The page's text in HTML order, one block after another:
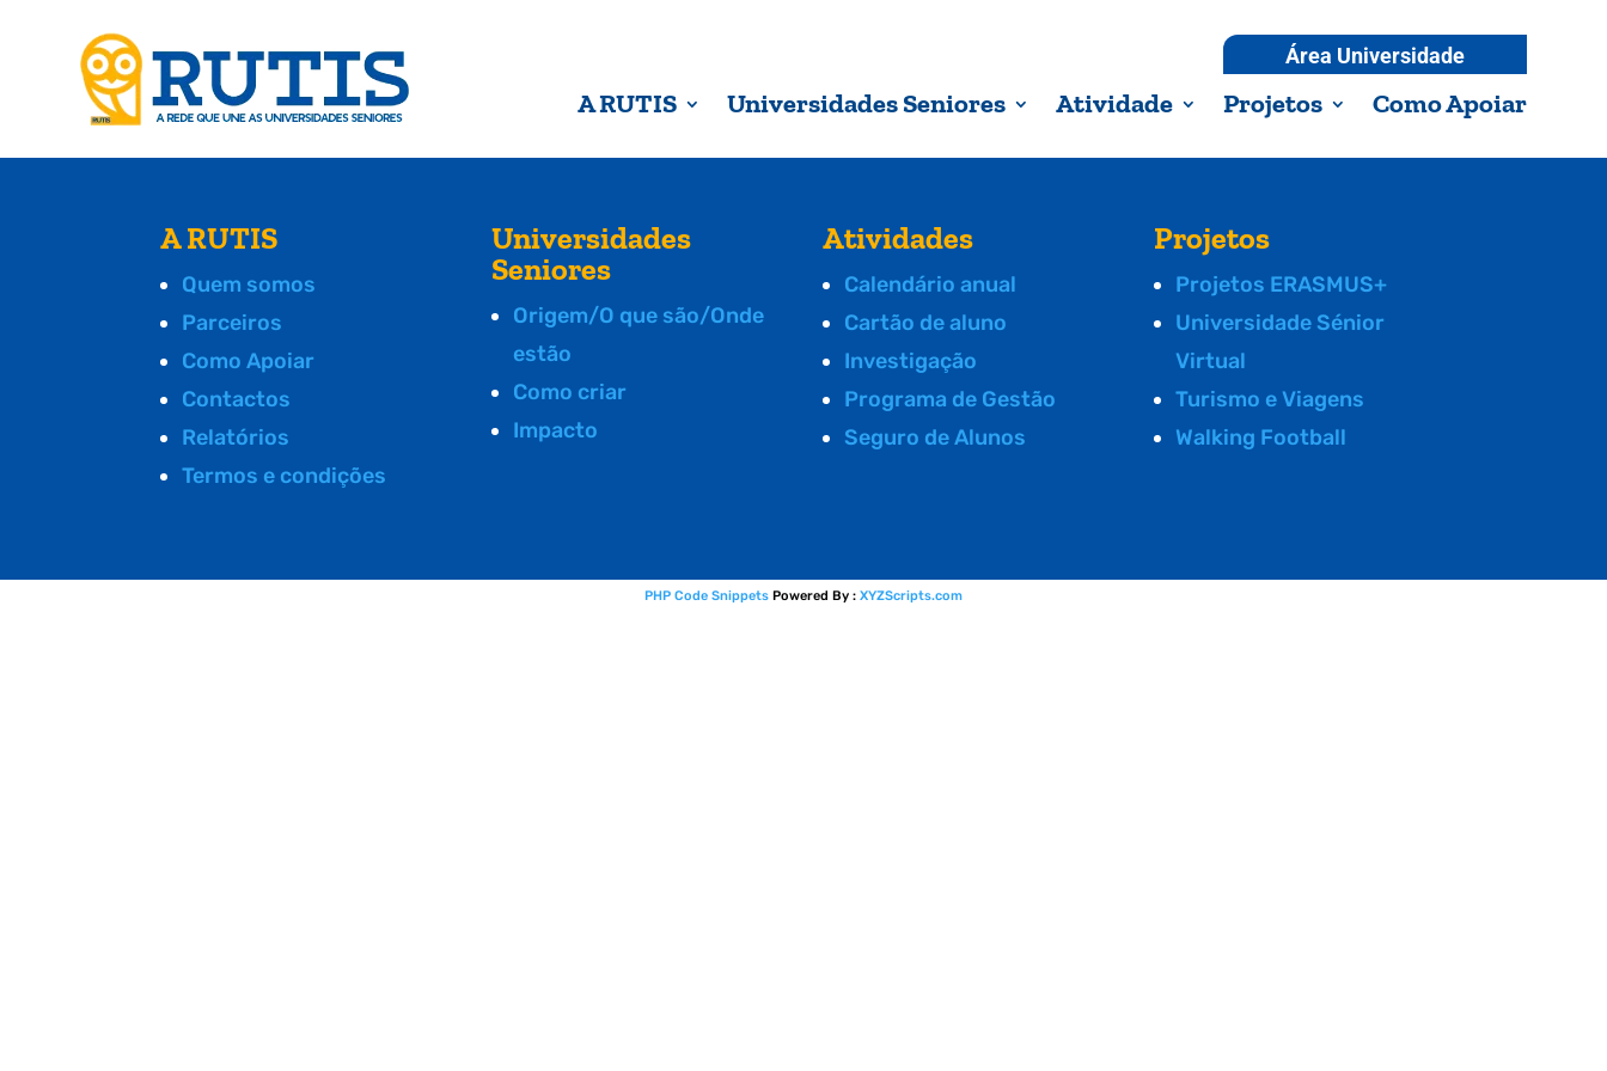
Área Universidade
A RUTIS Universidades Seniores Atividade Projetos Como Apoiar
A RUTIS
Quem somos
Parceiros
Como Apoiar
Contactos
Relatórios
Termos e condições
Universidades
Seniores
Origem/O que são/Onde
estão
Como criar
Impacto
Atividades
Calendário anual
Cartão de aluno
Investigação
Programa de Gestão
Seguro de Alunos
Projetos
Projetos ERASMUS+
Universidade Sénior
Virtual
Turismo e Viagens
Walking Football
PHP Code Snippets Powered By : XYZScripts.com